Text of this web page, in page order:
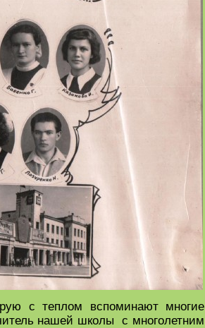
с теплом вспоминают многие
нашей школы с многолетним